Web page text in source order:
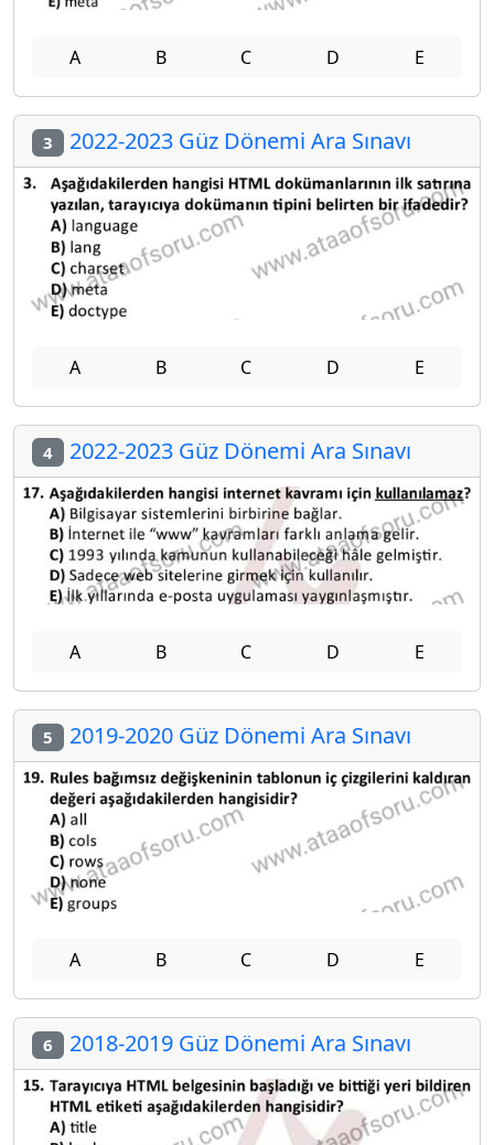
A B C D E
3 2022-2023 Güz Dönemi Ara Sınavı
A B C D E
4 2022-2023 Güz Dönemi Ara Sınavı
A B C D E
5 2019-2020 Güz Dönemi Ara Sınavı
A B C D E
6 2018-2019 Güz Dönemi Ara Sınavı